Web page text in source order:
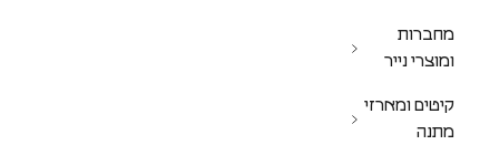
מחברות
ומוצרי נייר
קיטים ומארזי
מתנה